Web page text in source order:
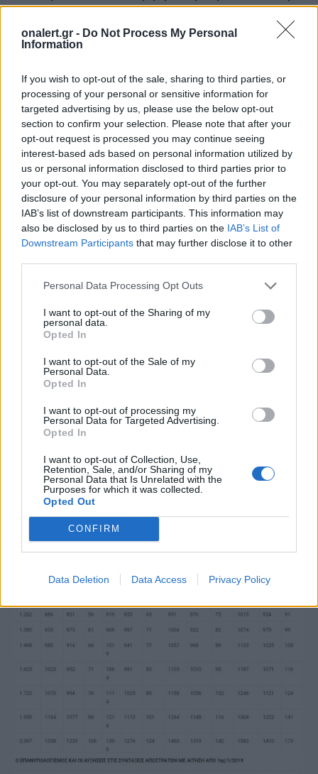
onalert.gr - Do Not Process My Personal
Information
If you wish to opt-out of the sale, sharing to third parties, or
processing of your personal or sensitive information for
targeted advertising by us, please use the below opt-out
section to confirm your selection. Please note that after your
opt-out request is processed you may continue seeing
interest-based ads based on personal information utilized by
us or personal information disclosed to third parties prior to
your opt-out. You may separately opt-out of the further
disclosure of your personal information by third parties on the
IAB’s list of downstream participants. This information may
also be disclosed by us to third parties on the IAB’s List of
Downstream Participants that may further disclose it to other
Personal Data Processing Opt Outs
I want to opt-out of the Sharing of my
personal data.
Opted In
I want to opt-out of the Sale of my
Personal Data.
Opted In
I want to opt-out of processing my
Personal Data for Targeted Advertising.
Opted In
I want to opt-out of Collection, Use,
Retention, Sale, and/or Sharing of my
Personal Data that Is Unrelated with the
Purposes for which it was collected.
Opted Out
CONFIRM
Data Deletion Data Access Privacy Policy
θα έχουν επανυπολογισμό και θα πάρουν
προσωπική διαφορά γιατί τα ποσοστά
αναπλήρωσης του νόμου 4670 δίνουν
μετά τα 45 έτη υποχωρούν σε σύγκριση με τα
ποσοστά του νόμου 4387. Αυτή η στρέβλωση
όμως αφορά μόνον τους στρατιωτικούς για τους
οποίους έχει προβλεφθεί διπλή προστασία,
καθώς όσοι αποχωρούν από 1ης/10/2019 και
έχουν πάνω από 45 έτη θα πάρουν σύνταξη με
ενισχυμένα ποσοστά αναπλήρωσης (2% κατ’
έτος αντί 0,5%) ώστε να έχουν τις ίδιες συντάξεις
που θα έπαιρναν και με το νόμο 4387, ενώ όσοι
αποχώρησαν μέχρι 30/9/2019 με 45 έτη και άνω
θα πάρουν προσωπική διαφορά που θα καλύψει
τυχόν μειώσεις στον επανυπολογισμό. Αυτές οι
προσωπικές διαφορές θα δοθούν σε όσους
ασφάλισης προκειμένου να μην αδικηθούν από
τον νέο νόμο.
Όσον αφορά τις παλαιότερες, προ του 2019,
συντάξεις σε όλα τα Ταμεία εξετάζεται να γίνει ο
επανυπολογισμός σε δύο στάδια, πρώτα για τους
συνταξιούχους από 13/5/2016 και μετά και κατόπιν
για τους παλαιότερους (μέχρι 12/5/2016). Ο στόχος
είναι να προχωρήσει η διαδικασία «το συντομότερο»
όπως έχει διαμηνύσει σε όλους τους εμπλεκόμενους
Κωστής Χατζηδάκης, και όπως φαίνεται το ξεκίνημα
γίνεται από τον τομέα συντάξεων του Δημοσίου στον
e-ΕΦΚΑ.